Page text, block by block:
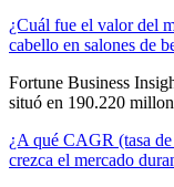
¿Cuál fue el valor del
cabello en salones de
Fortune Business
situó en 190.220
¿A qué CAGR (tasa
crezca el mercado